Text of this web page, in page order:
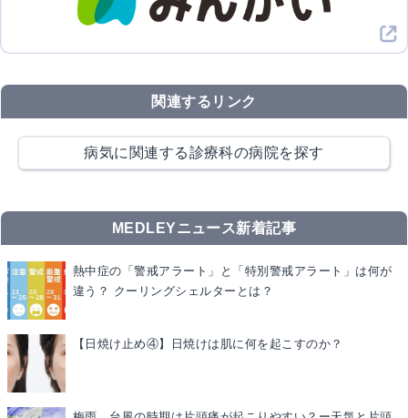
関連するリンク
病気に関連する診療科の病院を探す
MEDLEYニュース新着記事
熱中症の「警戒アラート」と「特別警戒アラート」は何が
違う？ クーリングシェルターとは？
【日焼け止め④】日焼けは肌に何を起こすのか？